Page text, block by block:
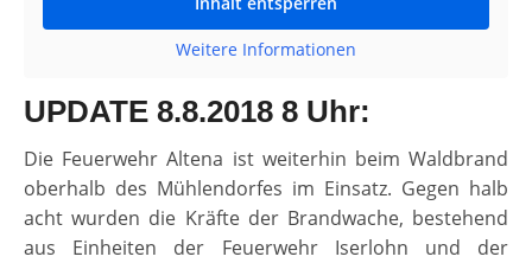
Weitere Informationen
UPDATE 8.8.2018 8 Uhr:
Die Feuerwehr Altena ist weiterhin beim Waldbrand
oberhalb des Mühlendorfes im Einsatz. Gegen halb
acht wurden die Kräfte der Brandwache, bestehend
aus Einheiten der Feuerwehr Iserlohn und der